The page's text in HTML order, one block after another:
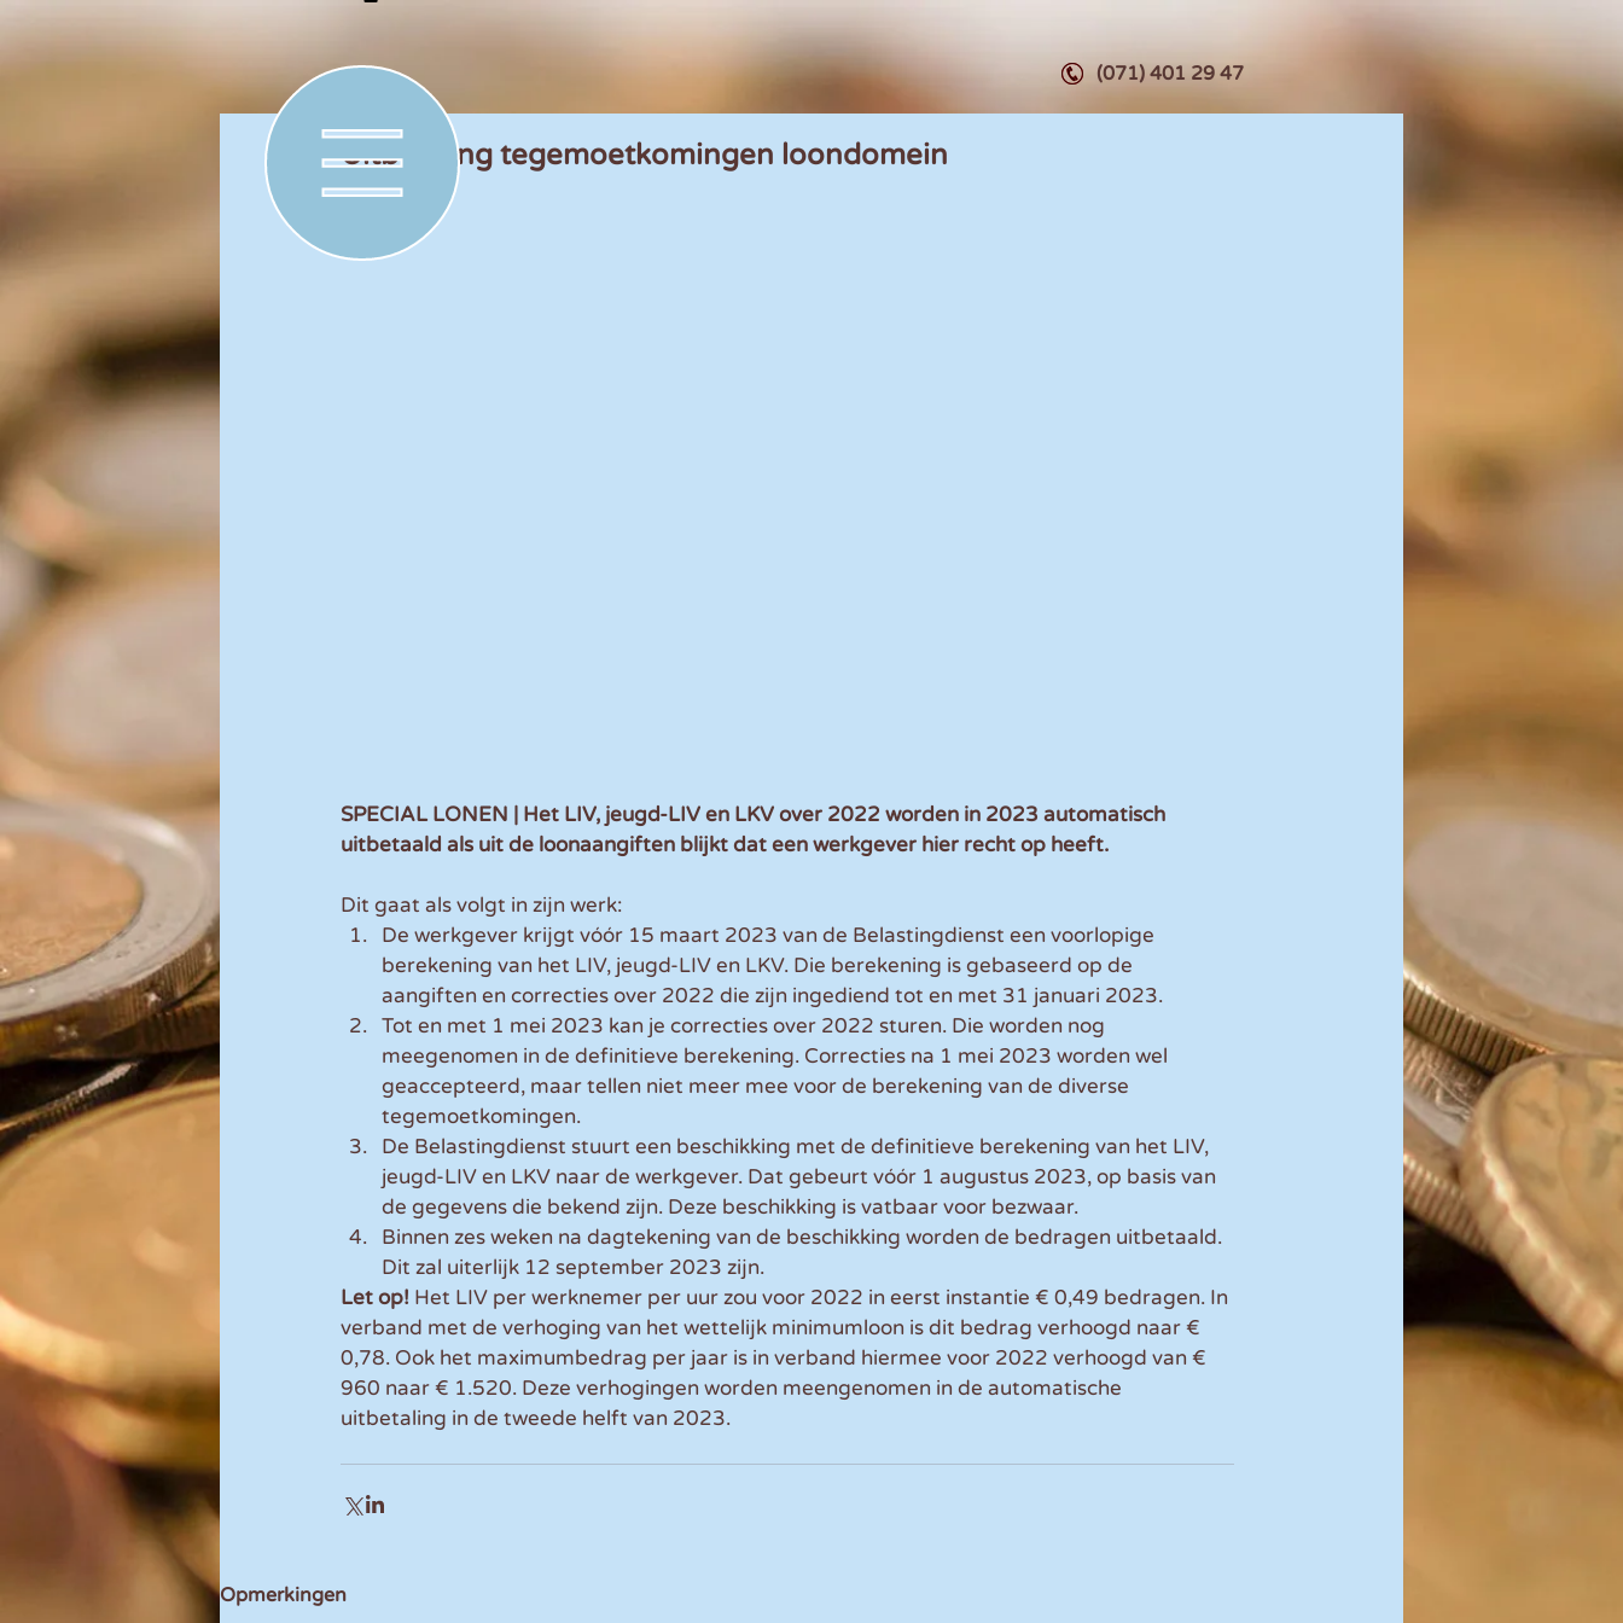
(071) 401 29 47
Uitbetaling tegemoetkomingen loondomein
SPECIAL LONEN | Het LIV, jeugd-LIV en LKV over 2022 worden in 2023 automatisch
uitbetaald als uit de loonaangiften blijkt dat een werkgever hier recht op heeft.
Dit gaat als volgt in zijn werk:
De werkgever krijgt vóór 15 maart 2023 van de Belastingdienst een voorlopige
berekening van het LIV, jeugd-LIV en LKV. Die berekening is gebaseerd op de
aangiften en correcties over 2022 die zijn ingediend tot en met 31 januari 2023.
Tot en met 1 mei 2023 kan je correcties over 2022 sturen. Die worden nog
meegenomen in de definitieve berekening. Correcties na 1 mei 2023 worden wel
geaccepteerd, maar tellen niet meer mee voor de berekening van de diverse
tegemoetkomingen.
De Belastingdienst stuurt een beschikking met de definitieve berekening van het LIV,
jeugd-LIV en LKV naar de werkgever. Dat gebeurt vóór 1 augustus 2023, op basis van
de gegevens die bekend zijn. Deze beschikking is vatbaar voor bezwaar.
Binnen zes weken na dagtekening van de beschikking worden de bedragen uitbetaald.
Dit zal uiterlijk 12 september 2023 zijn.
Let op! Het LIV per werknemer per uur zou voor 2022 in eerst instantie € 0,49 bedragen. In
verband met de verhoging van het wettelijk minimumloon is dit bedrag verhoogd naar €
0,78. Ook het maximumbedrag per jaar is in verband hiermee voor 2022 verhoogd van €
960 naar € 1.520. Deze verhogingen worden meengenomen in de automatische
uitbetaling in de tweede helft van 2023.
Opmerkingen